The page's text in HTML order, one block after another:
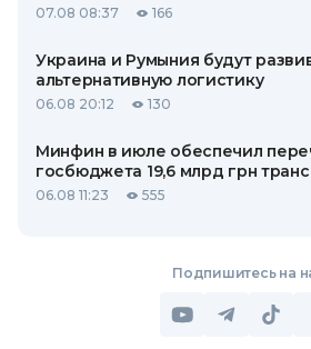
07.08 08:37 166
Украина и Румыния будут
альтернативную логистику
06.08 20:12 130
Минфин в июле обеспечил
госбюджета 19,6 млрд грн
06.08 11:23 555
Подпишитесь на